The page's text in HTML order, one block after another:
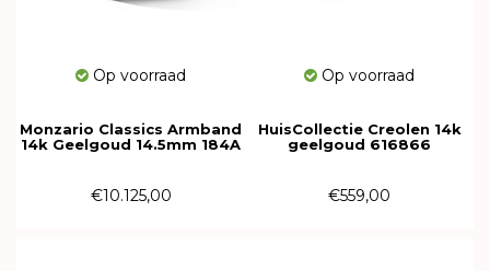
Op voorraad
Monzario Classics Armband
14k Geelgoud 14.5mm 184A
€10.125,00
Op voorraad
HuisCollectie Creolen 14k
geelgoud 616866
€559,00